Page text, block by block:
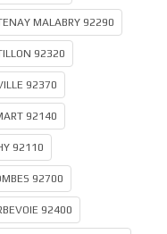
MALABRY 92290
92320
92370
92140
92110
92700
92400